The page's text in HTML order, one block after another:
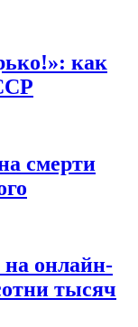
как
смерти
на онлайн-
тысяч